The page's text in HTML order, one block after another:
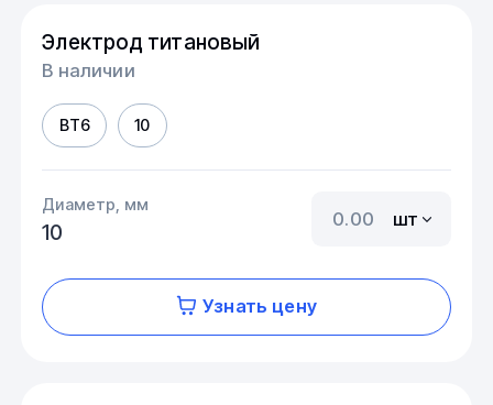
Электрод титановый
В наличии
ВТ6 10
Диаметр, мм
10
шт
Узнать цену